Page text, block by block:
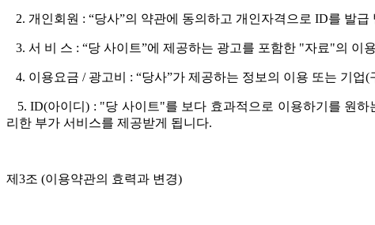
2. 개인회원 : “당사”의 약관에 동의하고 개인자격으로 ID를 발급
3. 서 비 스 : “당 사이트”에 제공하는 광고를 포함한 "자료"의 이
4. 이용요금 / 광고비 : “당사”가 제공하는 정보의 이용 또는 기
5. ID(아이디) : "당 사이트"를 보다 효과적으로 이용하기를 원
리한 부가 서비스를 제공받게 됩니다.
제3조 (이용약관의 효력과 변경)